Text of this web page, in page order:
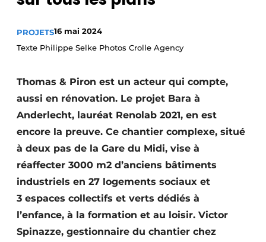
Video’s
Contrôle d’accès
Éclairage
Fondations
Façades
Géotextiles
PROJETS16 mai 2024
Texte Philippe Selke Photos Crolle Agency
Thomas & Piron est un acteur qui compte,
aussi en rénovation. Le projet Bara à
Anderlecht, lauréat Renolab 2021, en est
encore la preuve. Ce chantier complexe, situé
à deux pas de la Gare du Midi, vise à
réaffecter 3000 m2 d’anciens bâtiments
industriels en 27 logements sociaux et
3 espaces collectifs et verts dédiés à
l’enfance, à la formation et au loisir. Victor
Spinazze, gestionnaire du chantier chez